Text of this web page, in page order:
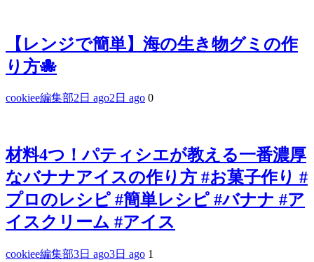
【レンジで簡単】海の生き物グミの作
り方🐙
cookiee編集部2日 ago2日 ago 0
材料4つ！パティシエが教える一番濃厚
なバナナアイスの作り方 #お菓子作り #
プロのレシピ #簡単レシピ #バナナ #ア
イスクリーム #アイス
cookiee編集部3日 ago3日 ago 1